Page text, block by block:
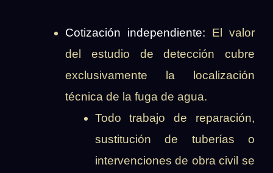
Cotización independiente: El valor
del estudio de detección cubre
exclusivamente la localización
técnica de la fuga de agua.
Todo trabajo de reparación,
sustitución de tuberías o
intervenciones de obra civil se